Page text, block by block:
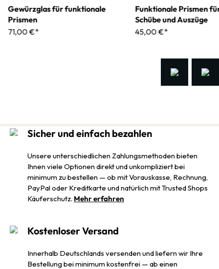
Gewürzglas für funktionale
Prismen
71,00 €*
Funktionale Prismen
Schübe und Auszüge
45,00 €*
Sicher und einfach bezahlen
Unsere unterschiedlichen Zahlungsmethoden bieten
Ihnen viele Optionen direkt und unkompliziert bei
minimum zu bestellen — ob mit Vorauskasse, Rechnung,
PayPal oder Kreditkarte und natürlich mit Trusted Shops
Käuferschutz. Mehr erfahren
Kostenloser Versand
Innerhalb Deutschlands versenden und liefern wir Ihre
Bestellung bei minimum kostenfrei — ab einen